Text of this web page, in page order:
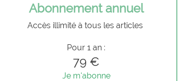
Abonnement annuel
Accès illimité à tous les articles
Pour 1 an :
79 €
Je m'abonne